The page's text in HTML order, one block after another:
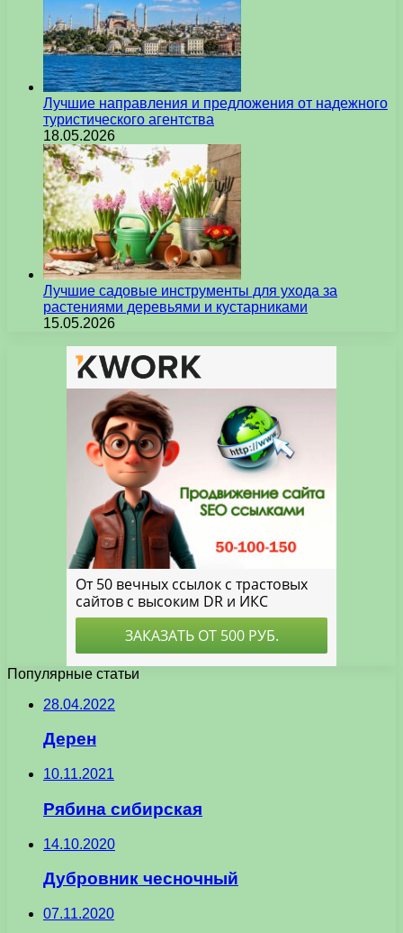
Лучшие направления и предложения от надежного
туристического агентства
18.05.2026
Лучшие садовые инструменты для ухода за
растениями деревьями и кустарниками
15.05.2026
Популярные статьи
28.04.2022
Дерен
10.11.2021
Рябина сибирская
14.10.2020
Дубровник чесночный
07.11.2020